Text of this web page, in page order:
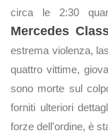
circa le 2:30
Mercedes
estrema violenza,
quattro vittime,
sono morte sul
forniti ulteriori
forze dell'ordine, è